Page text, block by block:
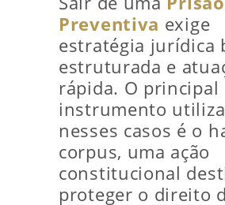
Preventiva exige
estratégia jurídica
estruturada e
rápida. O principal
instrumento
nesses casos é o
corpus, uma ação
constitucional
proteger o direito